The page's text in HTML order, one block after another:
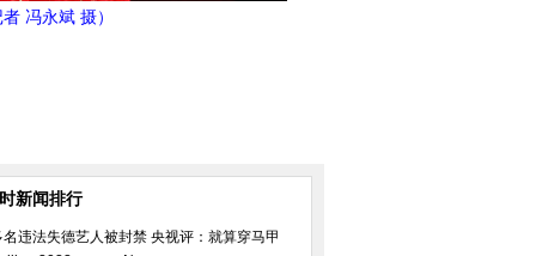
冯永斌 摄）
新闻排行
名违法失德艺人被封禁 央视评：就算穿马甲